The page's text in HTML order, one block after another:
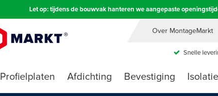
Let op: tijdens de bouwvak hanteren we aangepaste
Over MontageMarkt
Snelle
Profielplaten Afdichting Bevestiging Isolatie